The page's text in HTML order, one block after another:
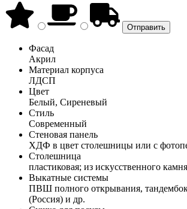
Фасад
Акрил
Материал корпуса
ЛДСП
Цвет
Белый, Сиреневый
Стиль
Современный
Стеновая панель
ХДФ в цвет столешницы или с
Столешница
пластиковая; из искусственного камня
Выкатные системы
ПВШ полного открывания,
(Россия) и др.